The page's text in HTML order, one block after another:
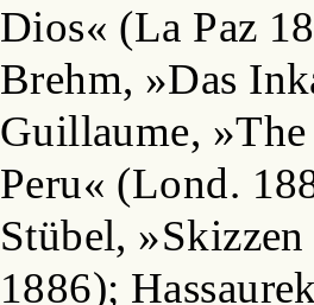
Dios« (La Paz
Brehm, »Das
Guillaume,
Peru« (Lond.
Stübel,
1886);